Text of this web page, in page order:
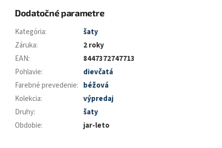
Dodatočné parametre
Kategória:
šaty
Záruka:
2 roky
EAN:
8447372747713
Pohlavie:
dievčatá
Farebné prevedenie: béžová
Kolekcia:
výpredaj
Druhy:
šaty
Obdobie: jar-leto